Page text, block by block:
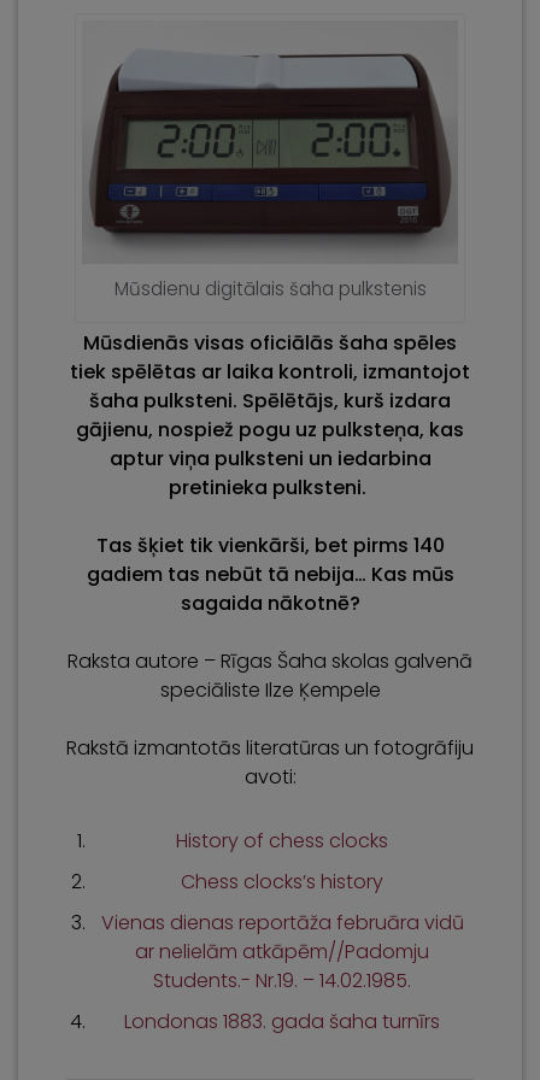
Mūsdienu digitālais šaha pulkstenis
Mūsdienās visas oficiālās šaha spēles
tiek spēlētas ar laika kontroli, izmantojot
šaha pulksteni. Spēlētājs, kurš izdara
gājienu, nospiež pogu uz pulksteņa, kas
aptur viņa pulksteni un iedarbina
pretinieka pulksteni.
Tas šķiet tik vienkārši, bet pirms 140
gadiem tas nebūt tā nebija… Kas mūs
sagaida nākotnē?
Raksta autore – Rīgas Šaha skolas galvenā
speciāliste Ilze Ķempele
Rakstā izmantotās literatūras un fotogrāfiju
avoti:
History of chess clocks
Chess clocks’s history
Vienas dienas reportāža februāra vidū
ar nelielām atkāpēm//Padomju
Students.- Nr.19. – 14.02.1985.
Londonas 1883. gada šaha turnīrs